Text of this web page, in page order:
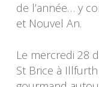
de l’année… y
et Nouvel An.
Le mercredi 28
St Brice à